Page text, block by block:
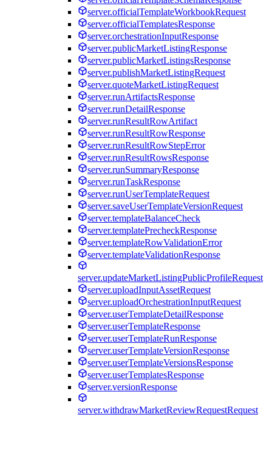
server.officialTemplateWorkbookRequest
server.officialTemplatesResponse
server.orchestrationInputResponse
server.publicMarketListingResponse
server.publicMarketListingsResponse
server.publishMarketListingRequest
server.quoteMarketListingRequest
server.runArtifactsResponse
server.runDetailResponse
server.runResultRowArtifact
server.runResultRowResponse
server.runResultRowStepError
server.runResultRowsResponse
server.runSummaryResponse
server.runTaskResponse
server.runUserTemplateRequest
server.saveUserTemplateVersionRequest
server.templateBalanceCheck
server.templatePrecheckResponse
server.templateRowValidationError
server.templateValidationResponse
server.updateMarketListingPublicProfileRequest
server.uploadInputAssetRequest
server.uploadOrchestrationInputRequest
server.userTemplateDetailResponse
server.userTemplateResponse
server.userTemplateRunResponse
server.userTemplateVersionResponse
server.userTemplateVersionsResponse
server.userTemplatesResponse
server.versionResponse
server.withdrawMarketReviewRequestRequest